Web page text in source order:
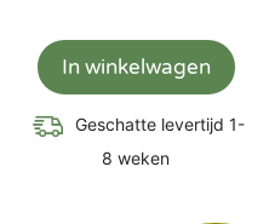
In winkelwagen
Geschatte levertijd 1-
8 weken